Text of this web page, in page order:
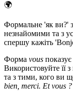
🌍
Формальне 'як ви?'
незнайомими та з
спершу кажіть
Форма vous
Використовуйте її
та з тими, кого ви
bien, merci. Et vous ?